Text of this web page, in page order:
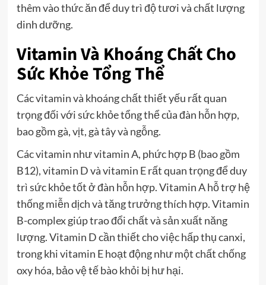
thêm vào thức ăn để duy trì độ tươi và chất lượng
dinh dưỡng.
Vitamin Và Khoáng Chất Cho
Sức Khỏe Tổng Thể
Các vitamin và khoáng chất thiết yếu rất quan
trọng đối với sức khỏe tổng thể của đàn hỗn hợp,
bao gồm gà, vịt, gà tây và ngỗng.
Các vitamin như vitamin A, phức hợp B (bao gồm
B12), vitamin D và vitamin E rất quan trọng để duy
trì sức khỏe tốt ở đàn hỗn hợp. Vitamin A hỗ trợ hệ
thống miễn dịch và tăng trưởng thích hợp. Vitamin
B-complex giúp trao đổi chất và sản xuất năng
lượng. Vitamin D cần thiết cho việc hấp thụ canxi,
trong khi vitamin E hoạt động như một chất chống
oxy hóa, bảo vệ tế bào khỏi bị hư hại.